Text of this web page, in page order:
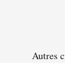
Autres